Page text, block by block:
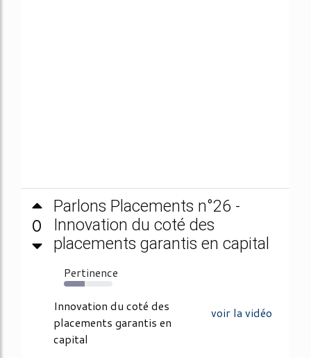
0
Parlons Placements n°26 -
Innovation du coté des
placements garantis en capital
Pertinence
43%
voir la vidéo
Innovation du coté des
placements garantis en
capital